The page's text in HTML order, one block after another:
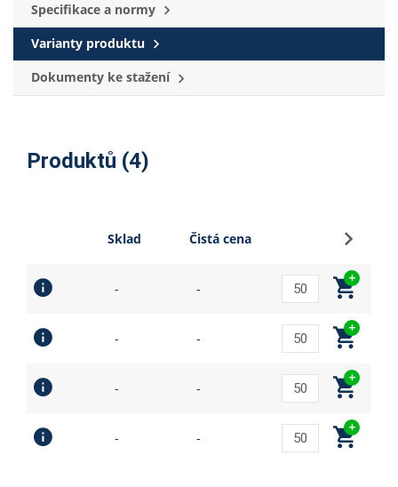
Specifikace a normy
Varianty produktu
Dokumenty ke stažení
Produktů (4)
Sklad Čistá cena
- -
- -
- -
- -